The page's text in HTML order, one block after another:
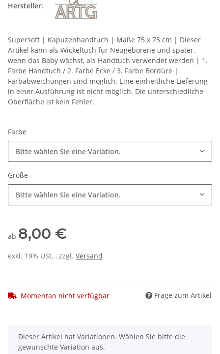
Hersteller:
Supersoft | Kapuzenhandtuch | Maße 75 x 75 cm | Dieser
Artikel kann als Wickeltuch für Neugeborene und später,
wenn das Baby wächst, als Handtuch verwendet werden | 1.
Farbe Handtuch / 2. Farbe Ecke / 3. Farbe Bordüre |
Farbabweichungen sind möglich. Eine einheitliche Lieferung
in einer Ausführung ist nicht möglich. Die unterschiedliche
Oberfläche ist kein Fehler.
Farbe
Bitte wählen Sie eine Variation.
Größe
Bitte wählen Sie eine Variation.
ab 8,00 €
exkl. 19% USt. , zzgl. Versand
Momentan nicht verfügbar Frage zum Artikel
x
Dieser Artikel hat Variationen. Wählen Sie bitte die
gewünschte Variation aus.